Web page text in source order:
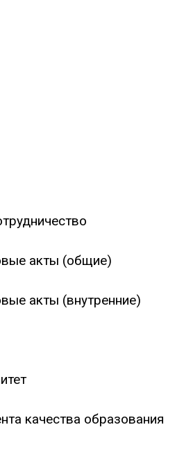
акты (общие)
акты (внутренние)
качества образования